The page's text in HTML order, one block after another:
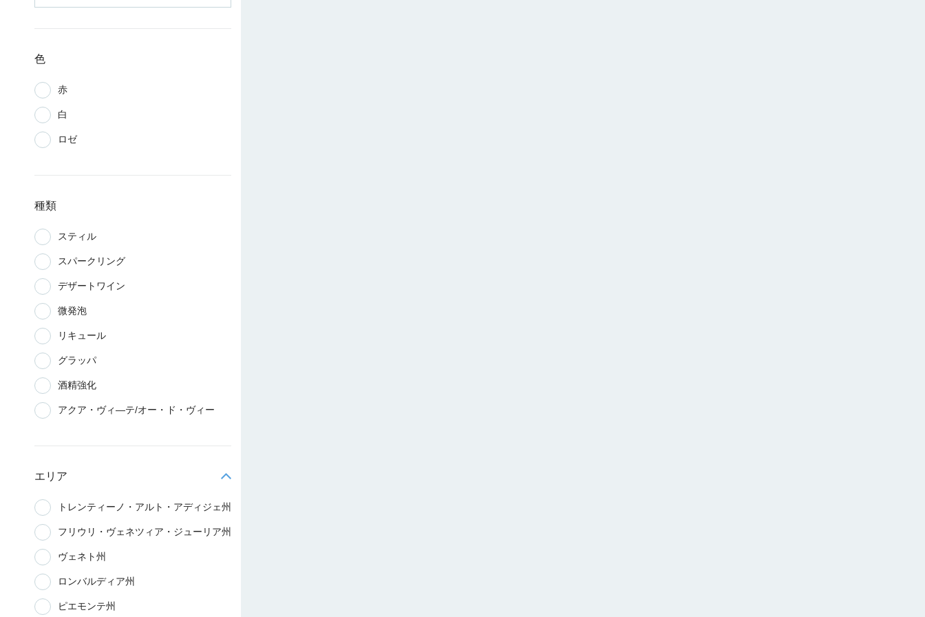
色
赤
白
ロゼ
種類
スティル
スパークリング
デザートワイン
微発泡
リキュール
グラッパ
酒精強化
アクア・ヴィ―テ/オー・ド・ヴィー
エリア
トレンティーノ・アルト・アディジェ州
フリウリ・ヴェネツィア・ジューリア州
ヴェネト州
ロンバルディア州
ピエモンテ州